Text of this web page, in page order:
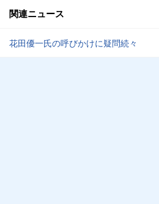
関連ニュース
花田優一氏の呼びかけに疑問続々